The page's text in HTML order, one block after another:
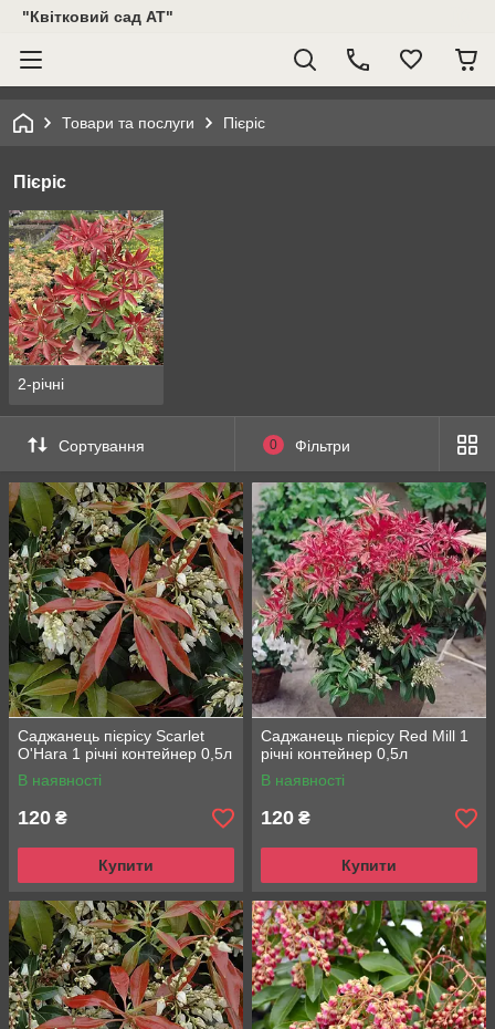
"Квітковий сад АТ"
Товари та послуги Пієріс
Пієріс
2-річні
Сортування 0 Фільтри
Саджанець пієрісу Scarlet
O'Hara 1 річні контейнер 0,5л
В наявності
120 ₴
Купити
Саджанець пієрісу Red Mill 1
річні контейнер 0,5л
В наявності
120 ₴
Купити